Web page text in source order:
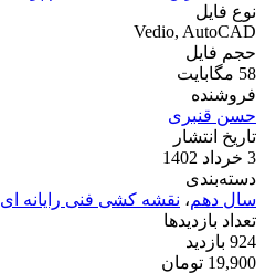
نوع فایل
Vedio, AutoCAD
حجم فایل
58 مگابایت
فروشنده
حسن قنبری
تاریخ انتشار
3 خرداد 1402
دسته‌بندی
سال دهم، نقشه کشی فنی رایانه ای
تعداد بازدیدها
924 بازدید
19,900 تومان